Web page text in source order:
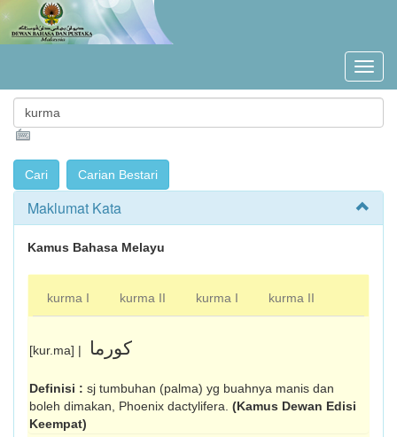
Maklumat Kata
Kamus Bahasa Melayu
kurma I kurma II kurma I kurma II
[kur.ma] | کورما
Definisi : sj tumbuhan (palma) yg buahnya manis dan
boleh dimakan, Phoenix dactylifera. (Kamus Dewan Edisi
Keempat)